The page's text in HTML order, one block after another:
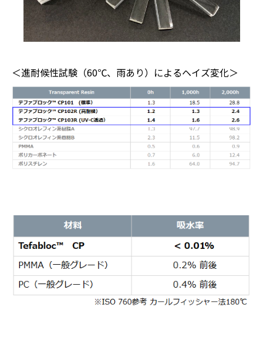
＜進耐候性試験（60℃、雨あり）によるヘイズ変化＞